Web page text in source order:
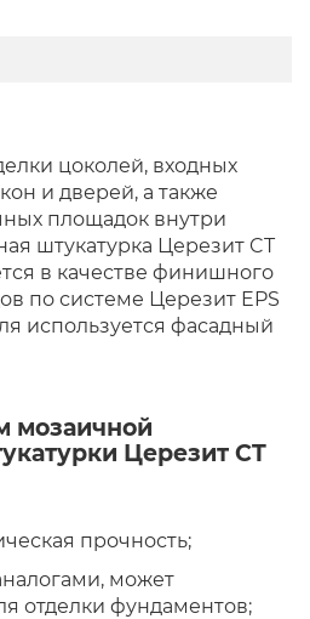
цоколей, входных
и дверей, а также
площадок внутри
штукатурка Церезит CT
в качестве финишного
по системе Церезит EPS
используется фасадный
мозаичной
Церезит CT
прочность;
может
отделки фундаментов;